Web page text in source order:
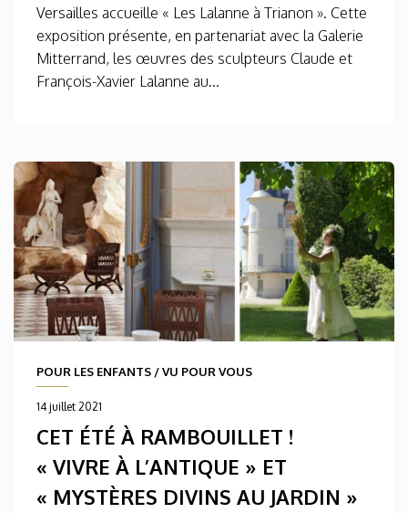
Versailles accueille « Les Lalanne à Trianon ». Cette
exposition présente, en partenariat avec la Galerie
Mitterrand, les œuvres des sculpteurs Claude et
François-Xavier Lalanne au...
POUR LES ENFANTS /VU POUR VOUS
14 juillet 2021
CET ÉTÉ À RAMBOUILLET !
« VIVRE À L’ANTIQUE » ET
« MYSTÈRES DIVINS AU JARDIN »